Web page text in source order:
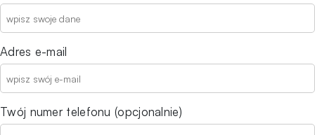
Adres e-mail
Twój numer telefonu (opcjonalnie)